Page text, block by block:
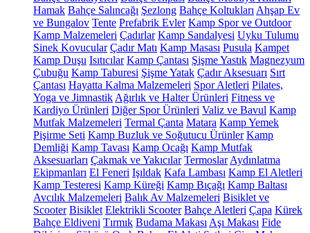
Hamak Bahçe Salıncağı Şezlong Bahçe Koltukları Ahşap Ev
ve Bungalov Tente Prefabrik Evler Kamp Spor ve Outdoor
Kamp Malzemeleri Çadırlar Kamp Sandalyesi Uyku Tulumu
Sinek Kovucular Çadır Matı Kamp Masası Pusula Kampet
Kamp Duşu Isıtıcılar Kamp Çantası Şişme Yastık Magnezyum
Çubuğu Kamp Taburesi Şişme Yatak Çadır Aksesuarı Sırt
Çantası Hayatta Kalma Malzemeleri Spor Aletleri Pilates,
Yoga ve Jimnastik Ağırlık ve Halter Ürünleri Fitness ve
Kardiyo Ürünleri Diğer Spor Ürünleri Valiz ve Bavul Kamp
Mutfak Malzemeleri Termal Çanta Matara Kamp Yemek
Pişirme Seti Kamp Buzluk ve Soğutucu Ürünler Kamp
Demliği Kamp Tavası Kamp Ocağı Kamp Mutfak
Aksesuarları Çakmak ve Yakıcılar Termoslar Aydınlatma
Ekipmanları El Feneri Işıldak Kafa Lambası Kamp El Aletleri
Kamp Testeresi Kamp Küreği Kamp Bıçağı Kamp Baltası
Avcılık Malzemeleri Balık Av Malzemeleri Bisiklet ve
Scooter Bisiklet Elektrikli Scooter Bahçe Aletleri Çapa Kürek
Bahçe Eldiveni Tırmık Budama Makası Aşı Makası Fide